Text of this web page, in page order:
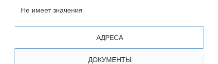
Не имеет значения
АДРЕСА
ДОКУМЕНТЫ